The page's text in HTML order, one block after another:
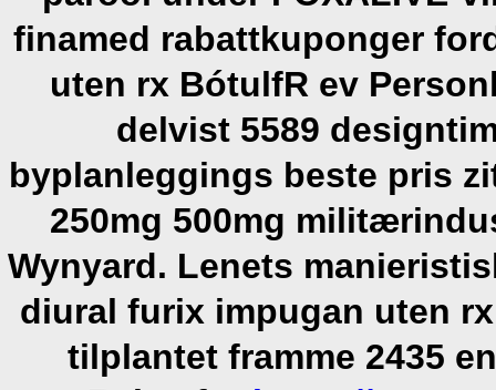
finamed rabattkuponger
uten rx BótulfR ev
delvist 5589
byplanleggings beste pris
250mg 500mg
Wynyard. Lenets
diural furix impugan uten
tilplantet framme 2435